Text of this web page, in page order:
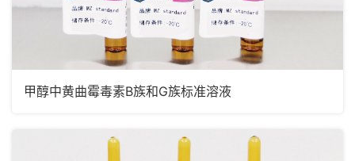
甲醇中黄曲霉毒素B族和G族标准溶液